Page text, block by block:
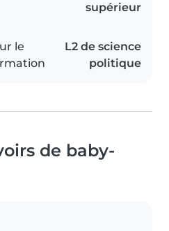
supérieur
le
L2 de science
politique
de baby-